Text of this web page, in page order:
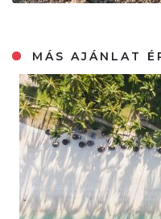
MÁS AJÁNLAT